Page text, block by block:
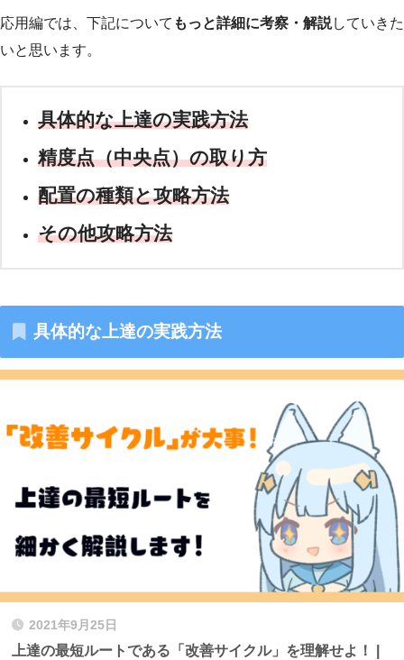
応用編では、下記について もっと詳細に考察・解説していきた
いと思います。
具体的な上達の実践方法
精度点（中央点）の取り方
配置の種類と攻略方法
その他攻略方法
具体的な上達の実践方法
2021年9月25日
上達の最短ルートである「改善サイクル」を理解せよ！ |